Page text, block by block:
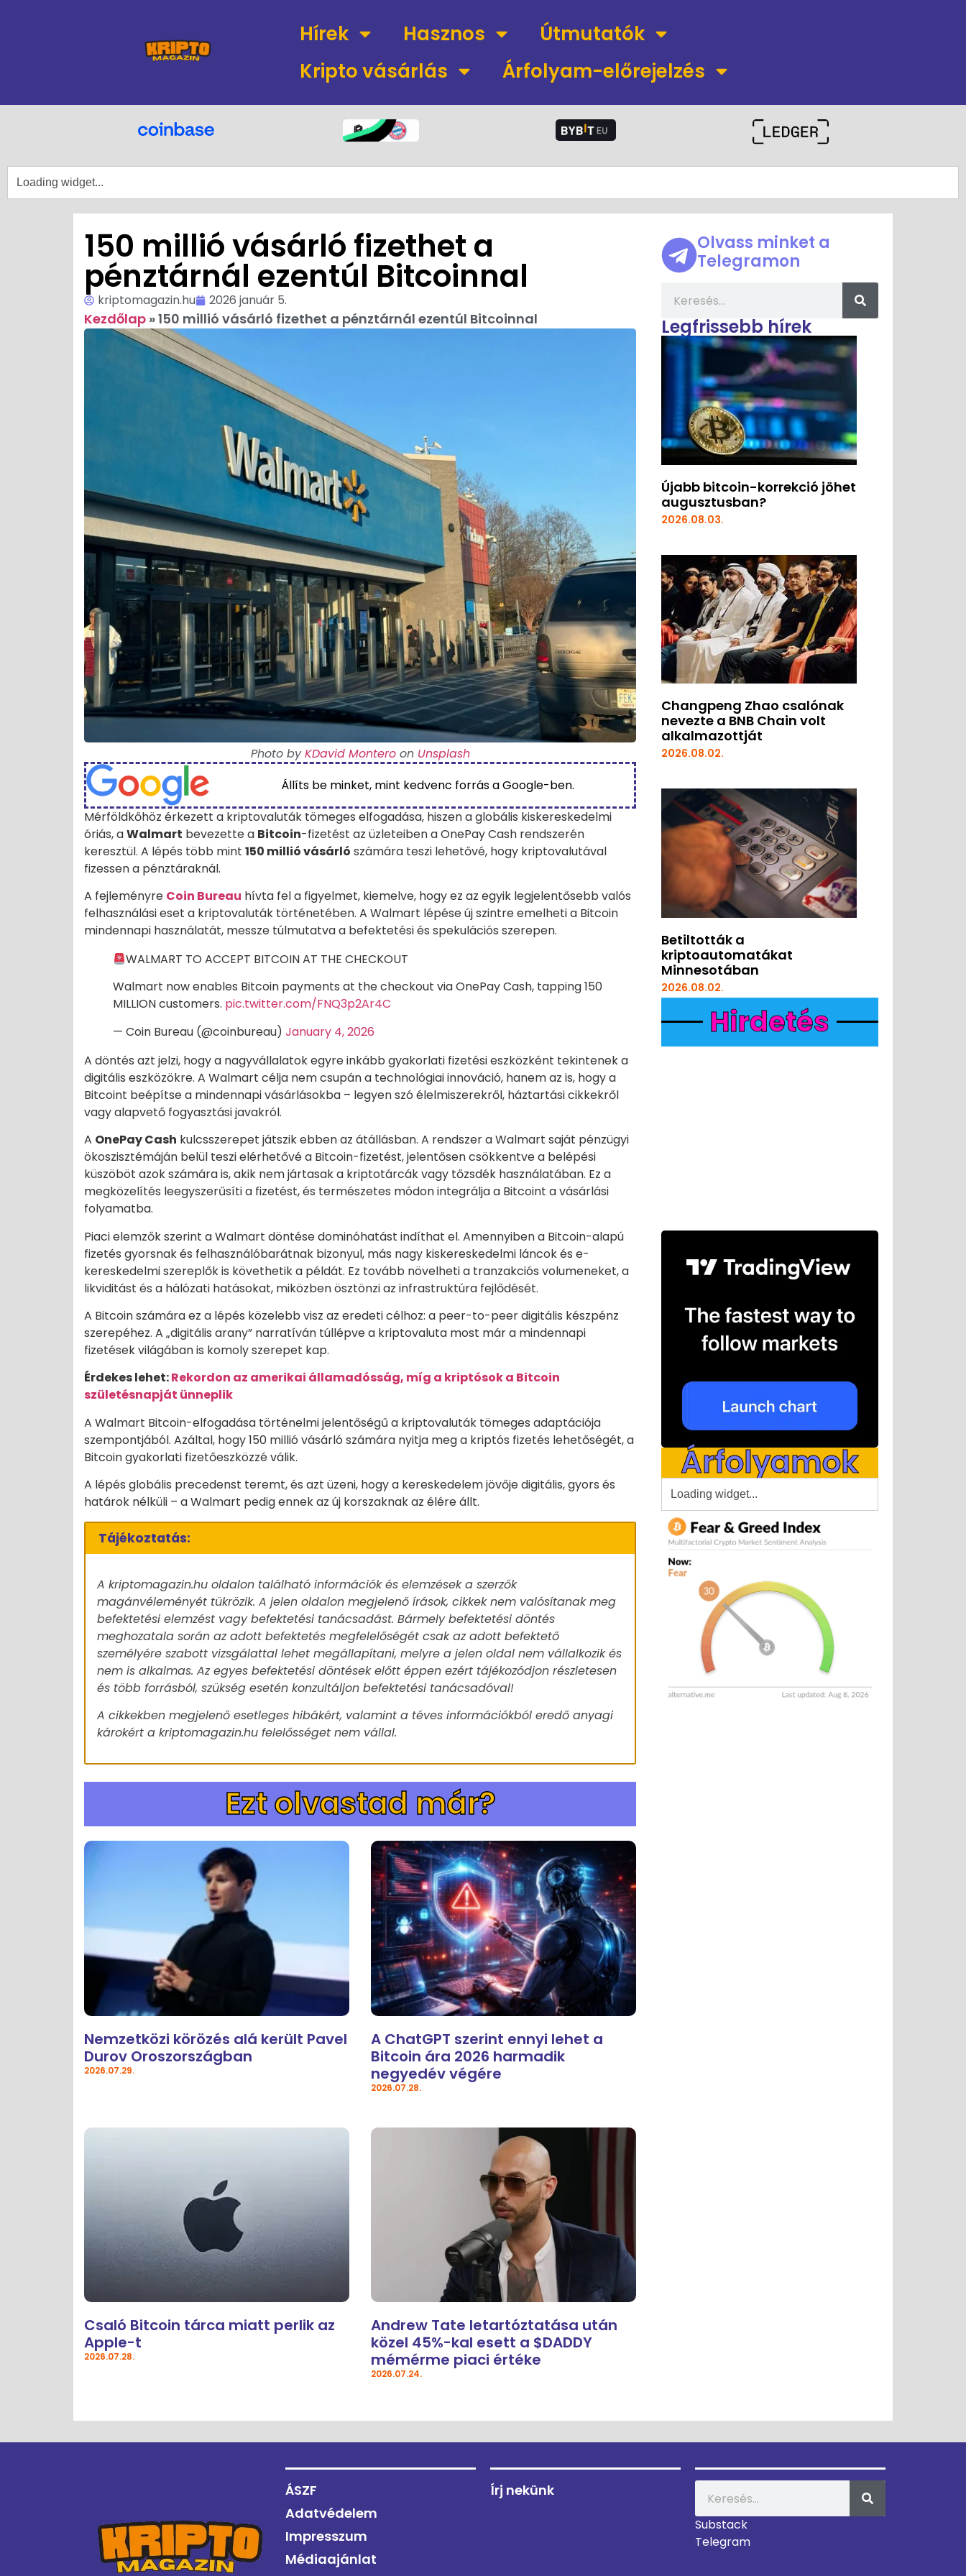
Hírek Hasznos
Útmutatók
Kripto vásárlás
Árfolyam-előrejelzés
150 millió vásárló fizethet a
pénztárnál ezentúl Bitcoinnal
kriptomagazin.hu 2026 január 5.
Kezdőlap »150 millió vásárló fizethet a pénztárnál ezentúl Bitcoinnal
Photo byKDavid Monteroon Unsplash
Állíts be minket, mint kedvenc forrás a Google-ben.
Mérföldkőhöz érkezett a kriptovaluták tömeges elfogadása, hiszen a globális kiskereskedelmi
óriás, aWalmart bevezette a Bitcoin-fizetést az üzleteiben a OnePay Cash rendszerén
keresztül. A lépés több mint 150 millió vásárló számára teszi lehetővé, hogy kriptovalutával
fizessen a pénztáraknál.
A fejleményre Coin Bureau hívta fel a figyelmet, kiemelve, hogy ez az egyik legjelentősebb valós
felhasználási eset a kriptovaluták történetében. A Walmart lépése új szintre emelheti a Bitcoin
mindennapi használatát, messze túlmutatva a befektetési és spekulációs szerepen.
WALMART TO ACCEPT BITCOIN AT THE CHECKOUT
Walmart now enables Bitcoin payments at the checkout via OnePay Cash, tapping 150
MILLION customers. pic.twitter.com/FNQ3p2Ar4C
— Coin Bureau (@coinbureau) January 4, 2026
A döntés azt jelzi, hogy a nagyvállalatok egyre inkább gyakorlati fizetési eszközként tekintenek a
digitális eszközökre. A Walmart célja nem csupán a technológiai innováció, hanem az is, hogy a
Bitcoint beépítse a mindennapi vásárlásokba – legyen szó élelmiszerekről, háztartási cikkekről
vagy alapvető fogyasztási javakról.
A OnePay Cash kulcsszerepet játszik ebben az átállásban. A rendszer a Walmart saját pénzügyi
ökoszisztémáján belül teszi elérhetővé a Bitcoin-fizetést, jelentősen csökkentve a belépési
küszöböt azok számára is, akik nem jártasak a kriptotárcák vagy tőzsdék használatában. Ez a
megközelítés leegyszerűsíti a fizetést, és természetes módon integrálja a Bitcoint a vásárlási
folyamatba.
Piaci elemzők szerint a Walmart döntése dominóhatást indíthat el. Amennyiben a Bitcoin-alapú
fizetés gyorsnak és felhasználóbarátnak bizonyul, más nagy kiskereskedelmi láncok és e-
kereskedelmi szereplők is követhetik a példát. Ez tovább növelheti a tranzakciós volumeneket, a
likviditást és a hálózati hatásokat, miközben ösztönzi az infrastruktúra fejlődését.
A Bitcoin számára ez a lépés közelebb visz az eredeti célhoz: a peer-to-peer digitális készpénz
szerepéhez. A „digitális arany” narratíván túllépve a kriptovaluta most már a mindennapi
fizetések világában is komoly szerepet kap.
Érdekes lehet:Rekordon az amerikai államadósság, míg a kriptósok a Bitcoin
születésnapját ünneplik
A Walmart Bitcoin-elfogadása történelmi jelentőségű a kriptovaluták tömeges adaptációja
szempontjából. Azáltal, hogy 150 millió vásárló számára nyitja meg a kriptós fizetés lehetőségét, a
Bitcoin gyakorlati fizetőeszközzé válik.
A lépés globális precedenst teremt, és azt üzeni, hogy a kereskedelem jövője digitális, gyors és
határok nélküli – a Walmart pedig ennek az új korszaknak az élére állt.
Tájékoztatás:
A kriptomagazin.hu oldalon található információk és elemzések a szerzők
magánvéleményét tükrözik. A jelen oldalon megjelenő írások, cikkek nem valósítanak meg
befektetési elemzést vagy befektetési tanácsadást. Bármely befektetési döntés
meghozatala során az adott befektetés megfelelőségét csak az adott befektető
személyére szabott vizsgálattal lehet megállapítani, melyre a jelen oldal nem vállalkozik és
nem is alkalmas. Az egyes befektetési döntések előtt éppen ezért tájékozódjon részletesen
és több forrásból, szükség esetén konzultáljon befektetési tanácsadóval!
A cikkekben megjelenő esetleges hibákért, valamint a téves információkból eredő anyagi
károkért a kriptomagazin.hu felelősséget nem vállal.
Ezt olvastad már?
Nemzetközi körözés alá került Pavel
Durov Oroszországban
2026.07.29.
A ChatGPT szerint ennyi lehet a
Bitcoin ára 2026 harmadik
negyedév végére
2026.07.28.
Csaló Bitcoin tárca miatt perlik az
Apple-t
2026.07.28.
Andrew Tate letartóztatása után
közel 45%-kal esett a $DADDY
mémérme piaci értéke
2026.07.24.
Olvass minket a
Telegramon
Legfrissebb hírek
Újabb bitcoin-korrekció jöhet
augusztusban?
2026.08.03.
Changpeng Zhao csalónak
nevezte a BNB Chain volt
alkalmazottját
2026.08.02.
Betiltották a
kriptoautomatákat
Minnesotában
2026.08.02.
Hirdetés
Árfolyamok
ÁSZF
Adatvédelem
Impresszum
Médiaajánlat
Írj nekünk
Substack
Telegram